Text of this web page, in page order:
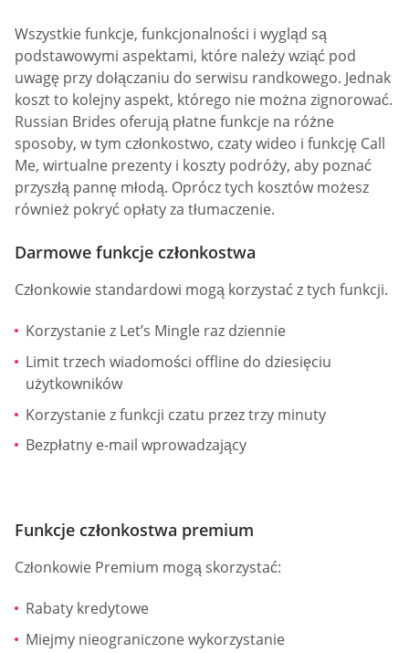
Wszystkie funkcje, funkcjonalności i wygląd są
podstawowymi aspektami, które należy wziąć pod
uwagę przy dołączaniu do serwisu randkowego. Jednak
koszt to kolejny aspekt, którego nie można zignorować.
Russian Brides oferują płatne funkcje na różne
sposoby, w tym członkostwo, czaty wideo i funkcję Call
Me, wirtualne prezenty i koszty podróży, aby poznać
przyszłą pannę młodą. Oprócz tych kosztów możesz
również pokryć opłaty za tłumaczenie.
Darmowe funkcje członkostwa
Członkowie standardowi mogą korzystać z tych funkcji.
Korzystanie z Let’s Mingle raz dziennie
Limit trzech wiadomości offline do dziesięciu
użytkowników
Korzystanie z funkcji czatu przez trzy minuty
Bezpłatny e-mail wprowadzający
Funkcje członkostwa premium
Członkowie Premium mogą skorzystać:
Rabaty kredytowe
Miejmy nieograniczone wykorzystanie